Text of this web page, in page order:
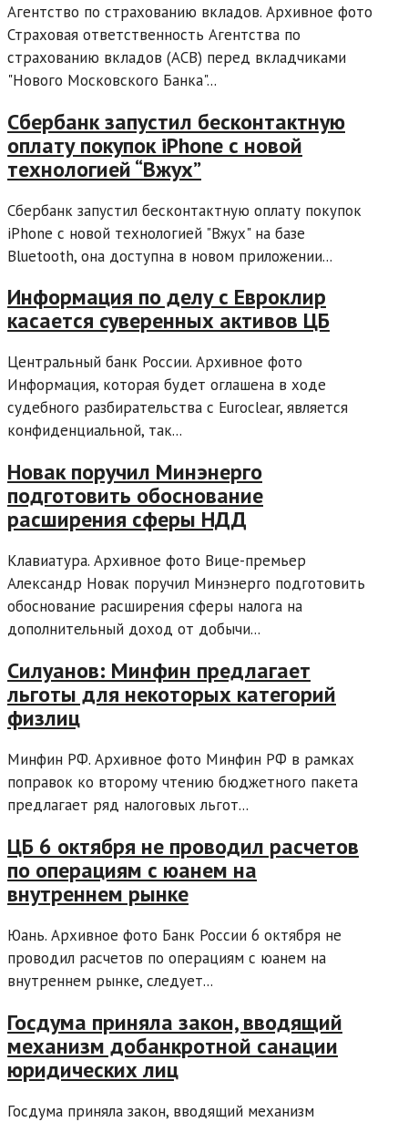
Агентство по страхованию вкладов. Архивное фото
Страховая ответственность Агентства по
страхованию вкладов (АСВ) перед вкладчиками
"Нового Московского Банка"...
Сбербанк запустил бесконтактную
оплату покупок iPhone с новой
технологией “Вжух”
Сбербанк запустил бесконтактную оплату покупок
iPhone с новой технологией "Вжух" на базе
Bluetooth, она доступна в новом приложении...
Информация по делу с Евроклир
касается суверенных активов ЦБ
Центральный банк России. Архивное фото
Информация, которая будет оглашена в ходе
судебного разбирательства с Euroclear, является
конфиденциальной, так...
Новак поручил Минэнерго
подготовить обоснование
расширения сферы НДД
Клавиатура. Архивное фото Вице-премьер
Александр Новак поручил Минэнерго подготовить
обоснование расширения сферы налога на
дополнительный доход от добычи...
Силуанов: Минфин предлагает
льготы для некоторых категорий
физлиц
Минфин РФ. Архивное фото Минфин РФ в рамках
поправок ко второму чтению бюджетного пакета
предлагает ряд налоговых льгот...
ЦБ 6 октября не проводил расчетов
по операциям с юанем на
внутреннем рынке
Юань. Архивное фото Банк России 6 октября не
проводил расчетов по операциям с юанем на
внутреннем рынке, следует...
Госдума приняла закон, вводящий
механизм добанкротной санации
юридических лиц
Госдума приняла закон, вводящий механизм